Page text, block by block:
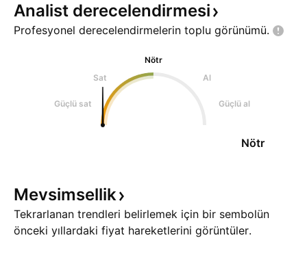
Analist derecelendirmesi
Profesyonel derecelendirmelerin toplu görünümü.
Nötr
Sat
Al
Güçlü sat Güçlü al
Nötr
Mevsimsellik
Tekrarlanan trendleri belirlemek için bir sembolün
önceki yıllardaki fiyat hareketlerini görüntüler.